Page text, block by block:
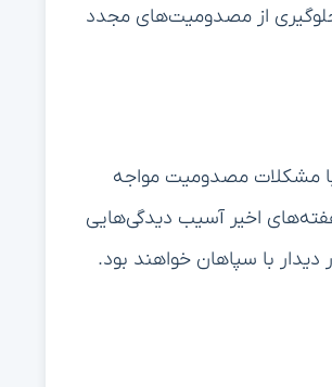
جلوگیری از مصدومیت‌های مجدد
با مشکلات مصدومیت مواجه
اخیر آسیب دیدگی‌هایی
دیدار با سپاهان خواهند بود.